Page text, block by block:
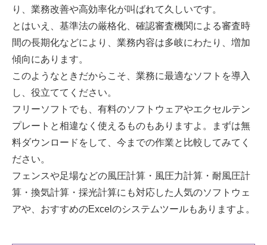
り、業務改善や高効率化が叫ばれて久しいです。
とはいえ、基準法の厳格化、確認審査機関による審査時
間の長期化などにより、業務内容は多岐にわたり、増加
傾向にあります。
このようなときだからこそ、業務に最適なソフトを導入
し、役立ててください。
フリーソフトでも、有料のソフトウェアやエクセルテン
プレートと相違なく使えるものもありますよ。まずは無
料ダウンロードをして、今までの作業と比較してみてく
ださい。
フェンスや足場などの風圧計算・風圧力計算・耐風圧計
算・換気計算・採光計算にも対応した人気のソフトウェ
アや、おすすめのExcelのシステムツールもありますよ。